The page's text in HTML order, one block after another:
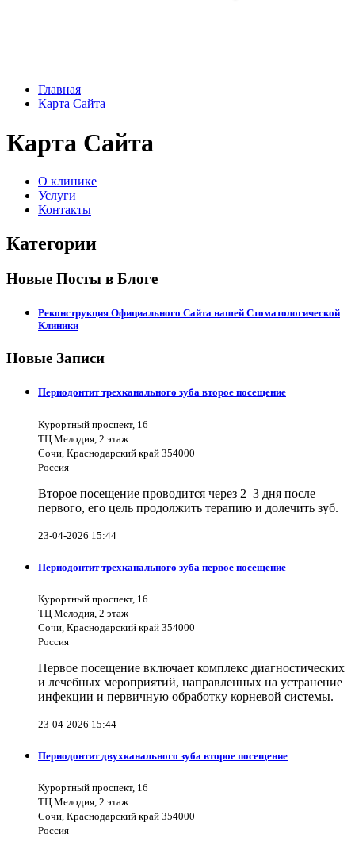
Главная
Карта Сайта
Карта Сайта
О клинике
Услуги
Контакты
Категории
Новые Посты в Блоге
Реконструкция Официального Сайта нашей Стоматологической
Клиники
Новые Записи
Периодонтит трехканального зуба второе посещение
Курортный проспект, 16
ТЦ Мелодия, 2 этаж
Сочи, Краснодарский край 354000
Россия
Второе посещение проводится через 2–3 дня после
первого, его цель продолжить терапию и долечить зуб.
23-04-2026 15:44
Периодонтит трехканального зуба первое посещение
Курортный проспект, 16
ТЦ Мелодия, 2 этаж
Сочи, Краснодарский край 354000
Россия
Первое посещение включает комплекс диагностических
и лечебных мероприятий, направленных на устранение
инфекции и первичную обработку корневой системы.
23-04-2026 15:44
Периодонтит двухканального зуба второе посещение
Курортный проспект, 16
ТЦ Мелодия, 2 этаж
Сочи, Краснодарский край 354000
Россия